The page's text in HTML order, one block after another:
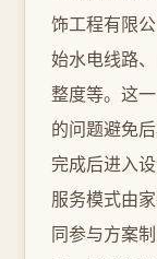
饰工程有限
始水电线路
整度等。这
的问题避免
完成后进入
服务模式由
同参与方案